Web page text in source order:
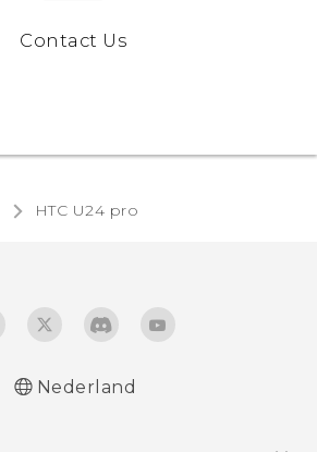
Contact Us
HTC U24 pro‎
Nederland